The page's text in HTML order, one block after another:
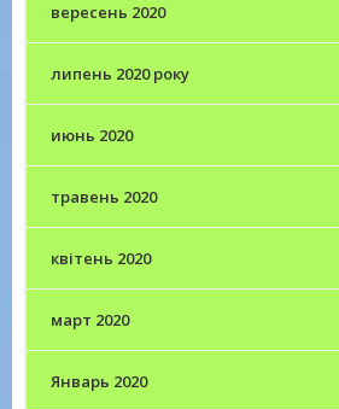
вересень 2020
липень 2020 року
июнь 2020
травень 2020
квітень 2020
март 2020
Январь 2020